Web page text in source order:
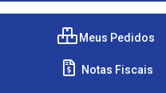
Meus Pedidos
Notas Fiscais